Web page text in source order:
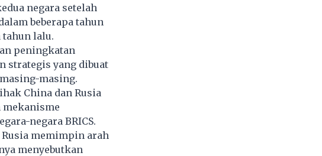
negara setelah
beberapa tahun
lalu.
peningkatan
strategis yang dibuat
masing.
China dan Rusia
negara BRICS.
memimpin arah
menyebutkan